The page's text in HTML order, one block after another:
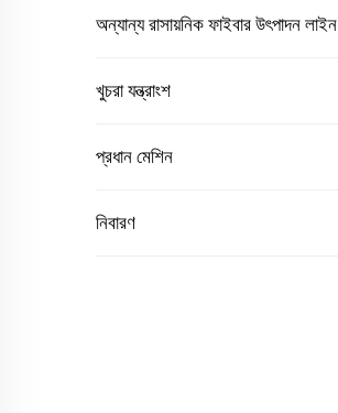
অন্যান্য রাসায়নিক ফাইবার উৎপাদন লাইন
খুচরা যন্ত্রাংশ
প্রধান মেশিন
নিবারণ